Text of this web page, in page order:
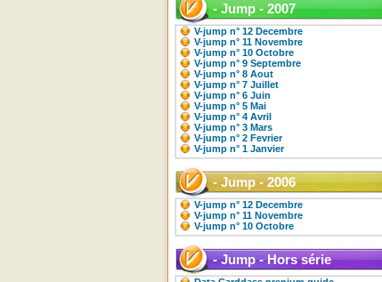
- Jump - 2007
V-jump n° 12 Decembre
V-jump n° 11 Novembre
V-jump n° 10 Octobre
V-jump n° 9 Septembre
V-jump n° 8 Aout
V-jump n° 7 Juillet
V-jump n° 6 Juin
V-jump n° 5 Mai
V-jump n° 4 Avril
V-jump n° 3 Mars
V-jump n° 2 Fevrier
V-jump n° 1 Janvier
- Jump - 2006
V-jump n° 12 Decembre
V-jump n° 11 Novembre
V-jump n° 10 Octobre
- Jump - Hors série